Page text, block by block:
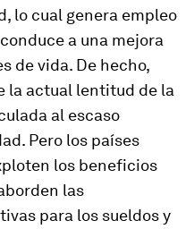
lo cual genera empleo
a una mejora
de vida. De hecho,
la actual lentitud de la
al escaso
Pero los países
los beneficios
las
para los sueldos y